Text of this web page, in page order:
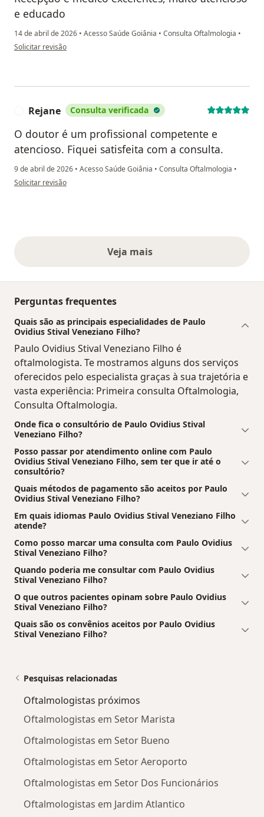
e educado
14 de abril de 2026 • Acesso Saúde Goiânia • Consulta Oftalmologia •
na opinião do utilizador Renata dsr
Solicitar revisão
Rejane Consulta verificada
O doutor é um profissional competente e
atencioso. Fiquei satisfeita com a consulta.
9 de abril de 2026 • Acesso Saúde Goiânia • Consulta Oftalmologia •
na opinião do utilizador Rejane
Solicitar revisão
Veja maisopiniões acima
Perguntas frequentes
Quais são as principais especialidades de Paulo
Ovidius Stival Veneziano Filho?
Paulo Ovidius Stival Veneziano Filho é
oftalmologista. Te mostramos alguns dos serviços
oferecidos pelo especialista graças à sua trajetória e
vasta experiência: Primeira consulta Oftalmologia,
Consulta Oftalmologia.
Onde fica o consultório de Paulo Ovidius Stival
Veneziano Filho?
Posso passar por atendimento online com Paulo
Ovidius Stival Veneziano Filho, sem ter que ir até o
consultório?
Quais métodos de pagamento são aceitos por Paulo
Ovidius Stival Veneziano Filho?
Em quais idiomas Paulo Ovidius Stival Veneziano Filho
atende?
Como posso marcar uma consulta com Paulo Ovidius
Stival Veneziano Filho?
Quando poderia me consultar com Paulo Ovidius
Stival Veneziano Filho?
O que outros pacientes opinam sobre Paulo Ovidius
Stival Veneziano Filho?
Quais são os convênios aceitos por Paulo Ovidius
Stival Veneziano Filho?
Pesquisas relacionadas
Oftalmologistas próximos
Oftalmologistas em Setor Marista
Oftalmologistas em Setor Bueno
Oftalmologistas em Setor Aeroporto
Oftalmologistas em Setor Dos Funcionários
Oftalmologistas em Jardim Atlantico